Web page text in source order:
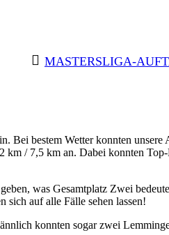
MASTERSLIGA-
Bei bestem Wetter konnten
/ 7,5 km an. Dabei konnten
was Gesamtplatz Zwei
sich auf alle Fälle sehen lassen!
konnten sogar zwei